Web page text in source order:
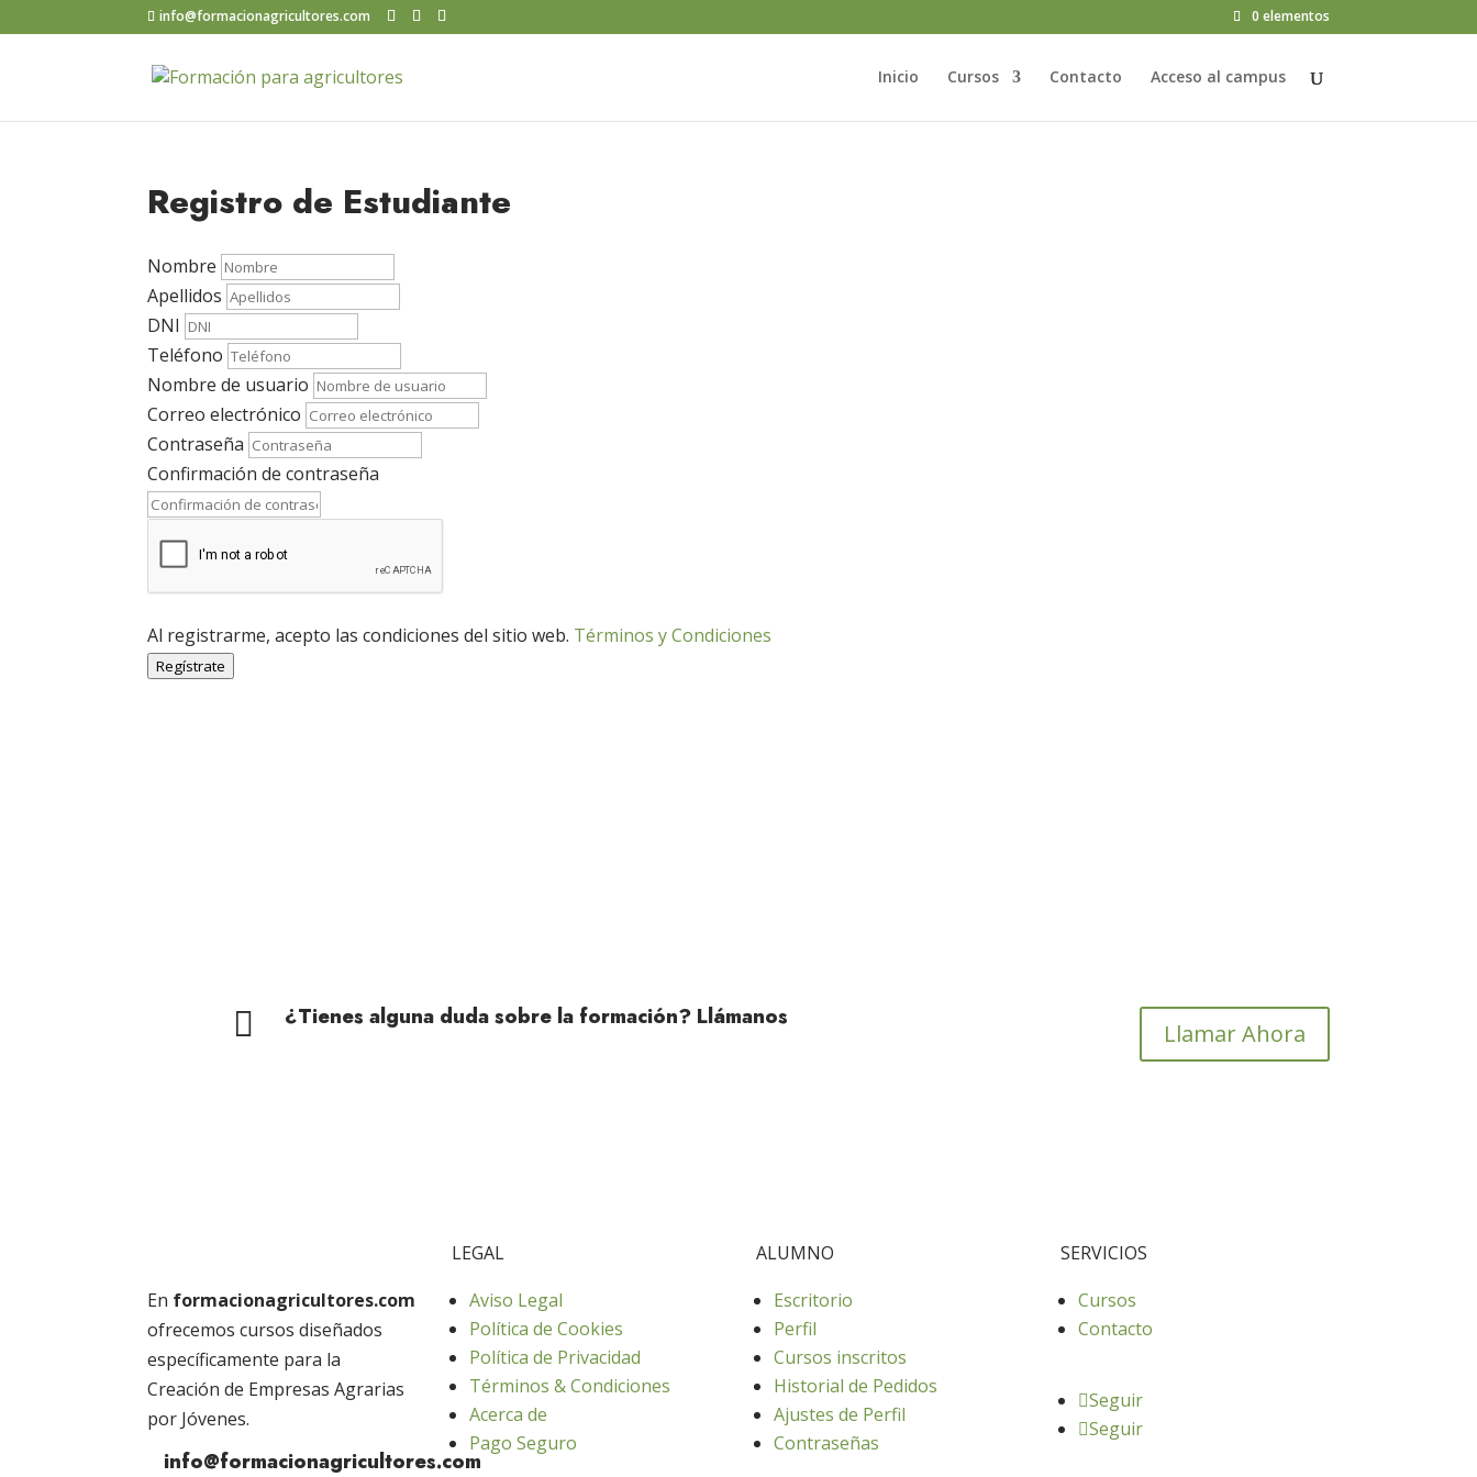
info@formacionagricultores.com 0 elementos
Inicio Cursos Contacto Acceso al campus
Registro de Estudiante
Nombre
Apellidos
DNI
Teléfono
Nombre de usuario
Correo electrónico
Contraseña
Confirmación de contraseña
Al registrarme, acepto las condiciones del sitio web. Términos y Condiciones
Regístrate
 ¿Tienes alguna duda sobre la formación? Llámanos
Llamar Ahora
En formacionagricultores.com
ofrecemos cursos diseñados
específicamente para la
Creación de Empresas Agrarias
por Jóvenes.
info@formacionagricultores.com
LEGAL
Aviso Legal
Política de Cookies
Política de Privacidad
Términos & Condiciones
Acerca de
Pago Seguro
ALUMNO
Escritorio
Perfil
Cursos inscritos
Historial de Pedidos
Ajustes de Perfil
Contraseñas
SERVICIOS
Cursos
Contacto
Seguir
Seguir